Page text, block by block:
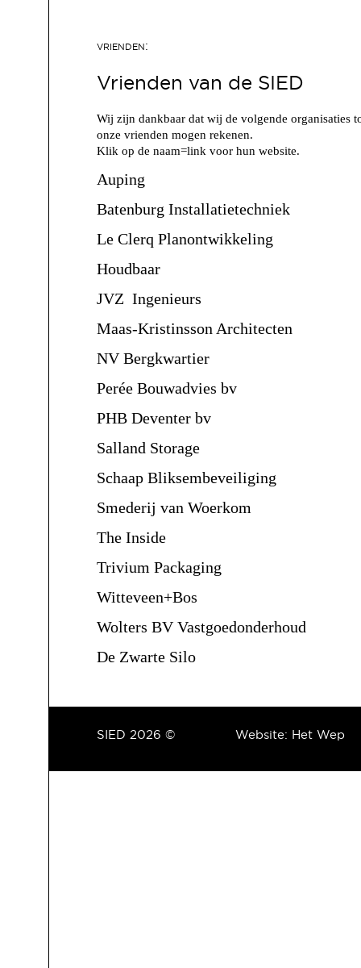
Vrienden van de SIED
Wij zijn dankbaar dat wij de volgende organisaties
onze vrienden mogen rekenen.
Klik op de naam=link voor hun website.
Auping
Batenburg Installatietechniek
Le Clerq Planontwikkeling
Houdbaar
JVZ Ingenieurs
Maas-Kristinsson Architecten
NV Bergkwartier
Perée Bouwadvies bv
PHB Deventer bv
Salland Storage
Schaap Bliksembeveiliging
Smederij van Woerkom
The Inside
Trivium Packaging
Witteveen+Bos
Wolters BV Vastgoedonderhoud
De Zwarte Silo
Website: Het Wep
SIED 2026 ©